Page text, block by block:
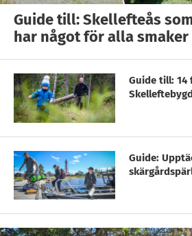
Guide till: Skellefteås
har något för alla smaker
Guide till: 14
Guide: